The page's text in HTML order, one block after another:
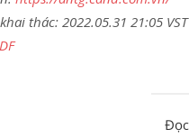
thác: 2022.05.31 21:05 VST